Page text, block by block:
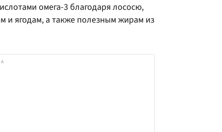
омега-3 благодаря лососю,
и ягодам, а также полезным жирам из